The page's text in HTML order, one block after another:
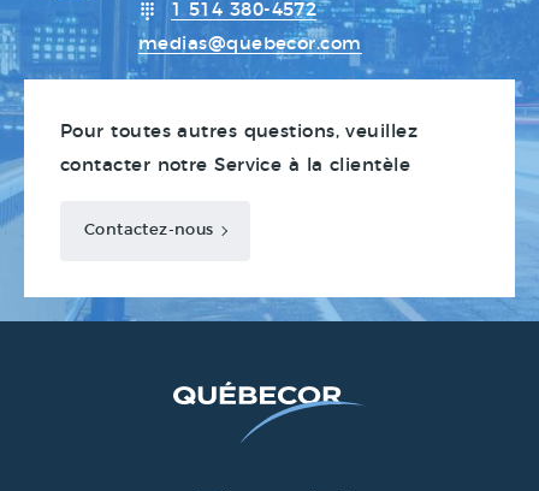
1 514 380-4572
medias@quebecor.com
Pour toutes autres questions, veuillez
contacter notre Service à la clientèle
Contactez-nous